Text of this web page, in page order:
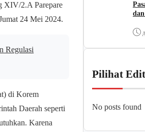
XIV/2.A Parepare
24 Mei 2024.
Regulasi
di Korem
Daerah seperti
Karena
Pilihat
No posts found